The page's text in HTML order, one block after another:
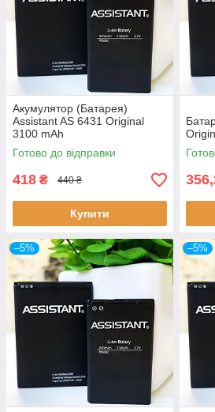
Акумулятор (Батарея)
Assistant AS 6431 Original
3100 mAh
Готово до відправки
418 ₴ 440 ₴
Купити
–5% –5%